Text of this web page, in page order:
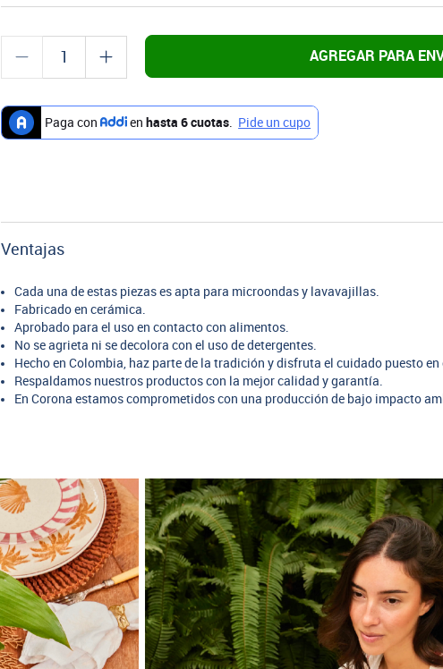
AGREGAR PARA
Ventajas
Cada una de estas piezas es apta para microondas y lavavajillas.
Fabricado en cerámica.
Aprobado para el uso en contacto con alimentos.
No se agrieta ni se decolora con el uso de detergentes.
Hecho en Colombia, haz parte de la tradición y disfruta el cuidado puesto
Respaldamos nuestros productos con la mejor calidad y garantía.
En Corona estamos comprometidos con una producción de bajo impacto